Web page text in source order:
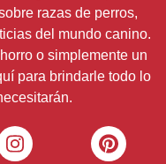
razas de perros,
del mundo canino.
o simplemente un
para brindarle todo lo